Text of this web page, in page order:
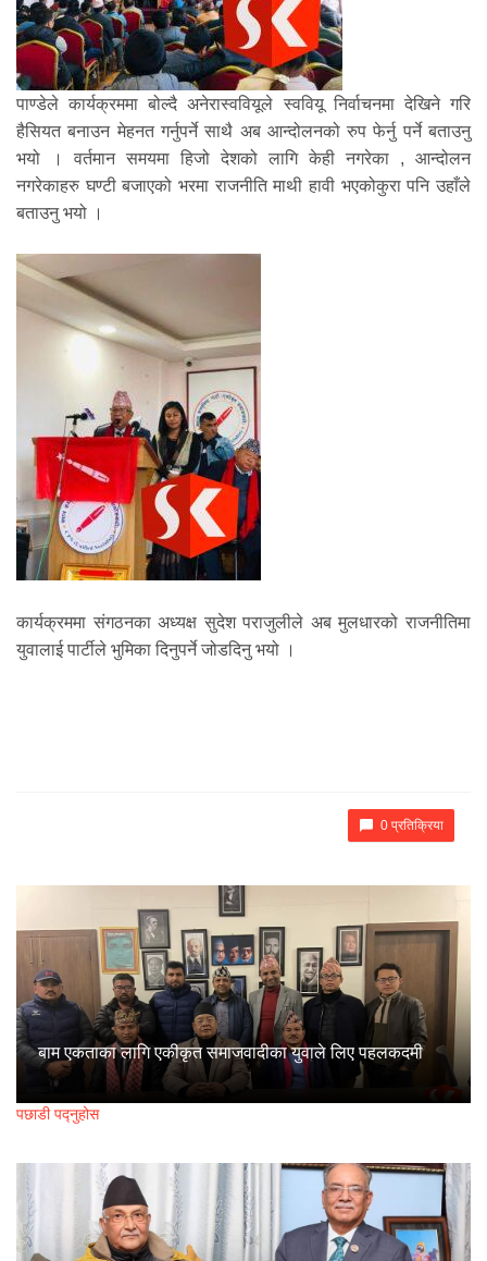
पाण्डेले कार्यक्रममा बोल्दै अनेरास्ववियूले स्ववियू निर्वाचनमा देखिने गरि
हैसियत बनाउन मेहनत गर्नुपर्ने साथै अब आन्दोलनको रुप फेर्नु पर्ने बताउनु
भयो । वर्तमान समयमा हिजो देशको लागि केही नगरेका , आन्दोलन
नगरेकाहरु घण्टी बजाएको भरमा राजनीति माथी हावी भएकोकुरा पनि उहाँले
बताउनु भयो ।
कार्यक्रममा संगठनका अध्यक्ष सुदेश पराजुलीले अब मुलधारको राजनीतिमा
युवालाई पार्टीले भुमिका दिनुपर्ने जोडदिनु भयो ।
0 प्रतिक्रिया
बाम एकताका लागि एकीकृत समाजवादीका युवाले लिए पहलकदमी
पछाडी पद्नुहोस